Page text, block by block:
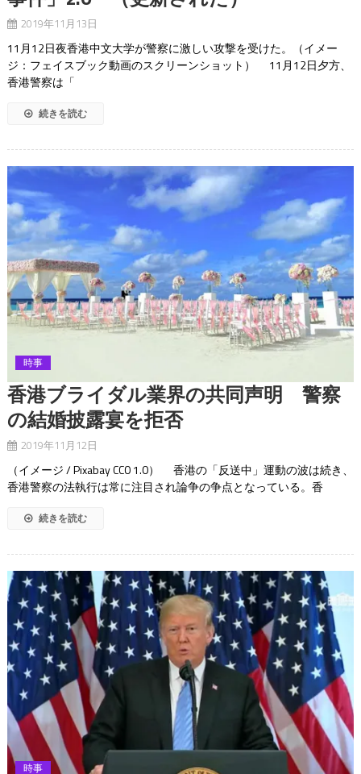
2019年11月13日
11月12日夜香港中文大学が警察に激しい攻撃を受けた。（イメー
ジ：フェイスブック動画のスクリーンショット） 11月12日夕方、
香港警察は「
続きを読む
時事
香港ブライダル業界の共同声明 警察
の結婚披露宴を拒否
2019年11月12日
（イメージ / Pixabay CC0 1.0） 香港の「反送中」運動の波は続き、
香港警察の法執行は常に注目され論争の争点となっている。香
続きを読む
時事